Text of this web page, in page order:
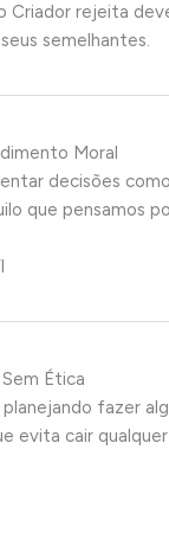
Criador rejeita
semelhantes.
Moral
decisões
que pensamos
Ética
fazer
evita cair